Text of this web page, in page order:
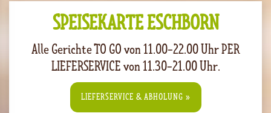
SPEISEKARTE ESCHBORN
Alle Gerichte TO GO von 11.00-22.00 Uhr PER
LIEFERSERVICE von 11.30-21.00 Uhr.
LIEFERSERVICE & ABHOLUNG »